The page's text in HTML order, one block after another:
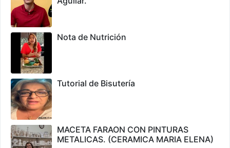
Nota de Nutrición
Tutorial de Bisutería
MACETA FARAON CON PINTURAS
METALICAS. (CERAMICA MARIA ELENA)